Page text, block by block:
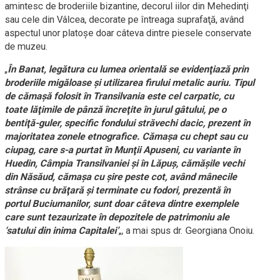
amintesc de broderiile bizantine, decorul iilor din Mehedinţi
sau cele din Vâlcea, decorate pe întreaga suprafaţă, având
aspectul unor platoşe doar câteva dintre piesele conservate
de muzeu.
„În Banat, legătura cu lumea orientală se evidenţiază prin
broderiile migăloase şi utilizarea firului metalic auriu. Tipul
de cămaşă folosit în Transilvania este cel carpatic, cu
toate lăţimile de pânză încreţite în jurul gâtului, pe o
bentiţă-guler, specific fondului străvechi dacic, prezent în
majoritatea zonele etnografice. Cămaşa cu chept sau cu
ciupag, care s-a purtat în Munţii Apuseni, cu variante în
Huedin, Câmpia Transilvaniei şi în Lăpuş, cămăşile vechi
din Năsăud, cămaşa cu şire peste cot, având mânecile
strânse cu brăţară şi terminate cu fodori, prezentă în
portul Buciumanilor, sunt doar câteva dintre exemplele
care sunt tezaurizate în depozitele de patrimoniu ale
‘satului din inima Capitalei’„, a mai spus dr. Georgiana Onoiu.